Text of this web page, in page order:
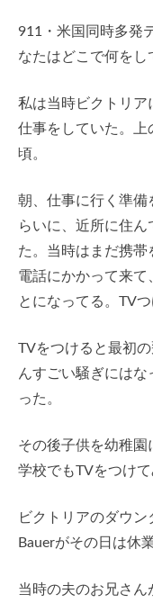
911・米国同時多発
なたはどこで何をし
私は当時ビクトリア
仕事をしていた。上
頃。
朝、仕事に行く準備
らいに、近所に住
た。当時はまだ携
電話にかかって来て
とになってる。TV
TVをつけると最初
んすごい騒ぎには
った。
その後子供を幼稚園
学校でもTVをつけて
ビクトリアのダウ
Bauerがその日は休
当時の夫のお兄さ